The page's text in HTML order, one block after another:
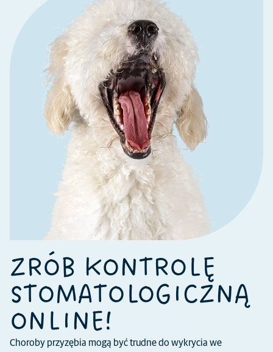
ZRÓB KONTROLĘ
STOMATOLOGICZNĄ
ONLINE!
Choroby przyzębia mogą być trudne do wykrycia we